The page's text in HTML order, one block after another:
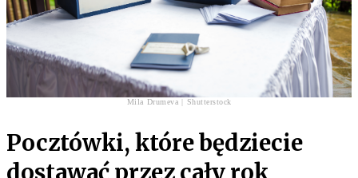
Mila Drumeva | Shutterstock
Pocztówki, które będziecie